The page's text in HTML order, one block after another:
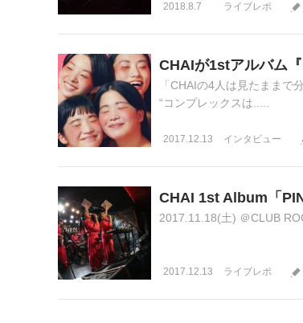
2018.8.7 ライブレポ
CHAIが1stアルバム
「CHAIの4人は見たままで
“コンプレックスは.....
2017.12.13 インタビュー
CHAI 1st Album「
2017.11.18(土) ＠CLUB
2017.12.13 ライブレポ